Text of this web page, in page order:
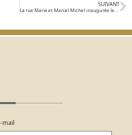
SUIVANT
La rue Marie et Marcel Michel inaugurée le 13 février 2016